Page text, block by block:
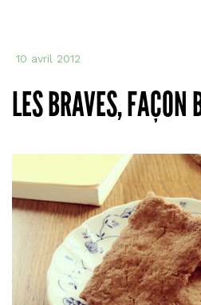
10 avril 2012
LES BRAVES,